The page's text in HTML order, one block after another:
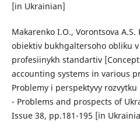
[in Ukrainian]
Makarenko I.O., Vorontsova
obiektiv bukhgaltersoho obliku
profesiinykh standartiv
accounting systems in various
Problemy i perspektyvy
- Problems and prospects of
Issue 38, pp.181-195 [in